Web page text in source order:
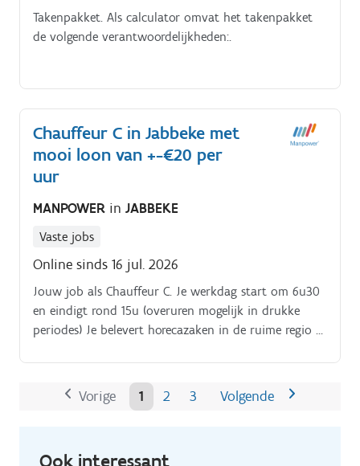
Takenpakket. Als calculator omvat het takenpakket
de volgende verantwoordelijkheden:.
Chauffeur C in Jabbeke met
mooi loon van +-€20 per
uur
MANPOWER in JABBEKE
Vaste jobs
Online sinds 16 jul. 2026
Jouw job als Chauffeur C. Je werkdag start om 6u30
en eindigt rond 15u (overuren mogelijk in drukke
periodes) Je belevert horecazaken in de ruime regio Je
leveringen en aftekeningen via een tablet
Vorige 1 2 3 Volgende
Ook interessant